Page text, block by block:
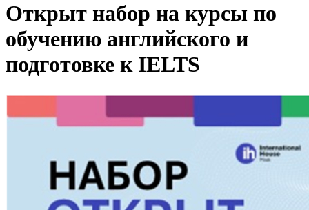
Открыт набор на курсы по
обучению английского и
подготовке к IELTS